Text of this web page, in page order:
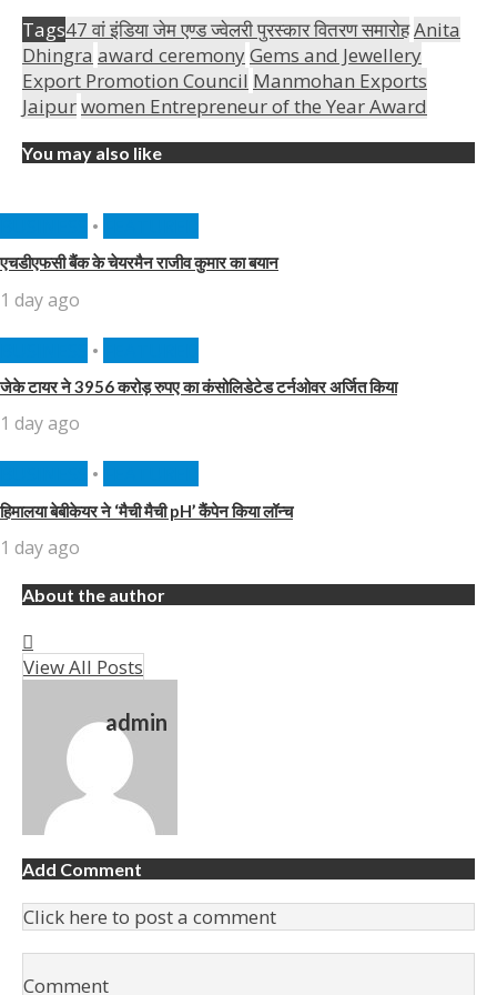
Tags47 वां इंडिया जेम एण्ड ज्वेलरी पुरस्कार वितरण समारोहAnita
Dhingra award ceremonyGems and Jewellery
Export Promotion Council Manmohan Exports
Jaipurwomen Entrepreneur of the Year Award
You may also like
•
एचडीएफसी बैंक के चेयरमैन राजीव कुमार का बयान
1 day ago
•
जेके टायर ने 3956 करोड़ रुपए का कंसोलिडेटेड टर्नओवर अर्जित किया
1 day ago
•
हिमालया बेबीकेयर ने ‘मैची मैची pH’ कैंपेन किया लॉन्च
1 day ago
About the author
View All Posts
admin
Add Comment
Click here to post a comment
Comment